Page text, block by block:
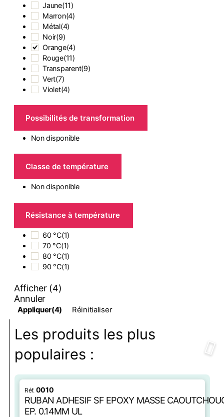
Jaune(11)
Marron(4)
Métal(4)
Noir(9)
Orange(4)
Rouge(11)
Transparent(9)
Vert(7)
Violet(4)
Possibilités de transformation
Non disponible
Classe de température
Non disponible
Résistance à température
60 °C(1)
70 °C(1)
80 °C(1)
90 °C(1)
Afficher (4)
Annuler
Appliquer(4) Réinitialiser
Les produits les plus
populaires :
RUBAN ADHESIF SF EPOXY MASSE
EP. 0.14MM UL
0010